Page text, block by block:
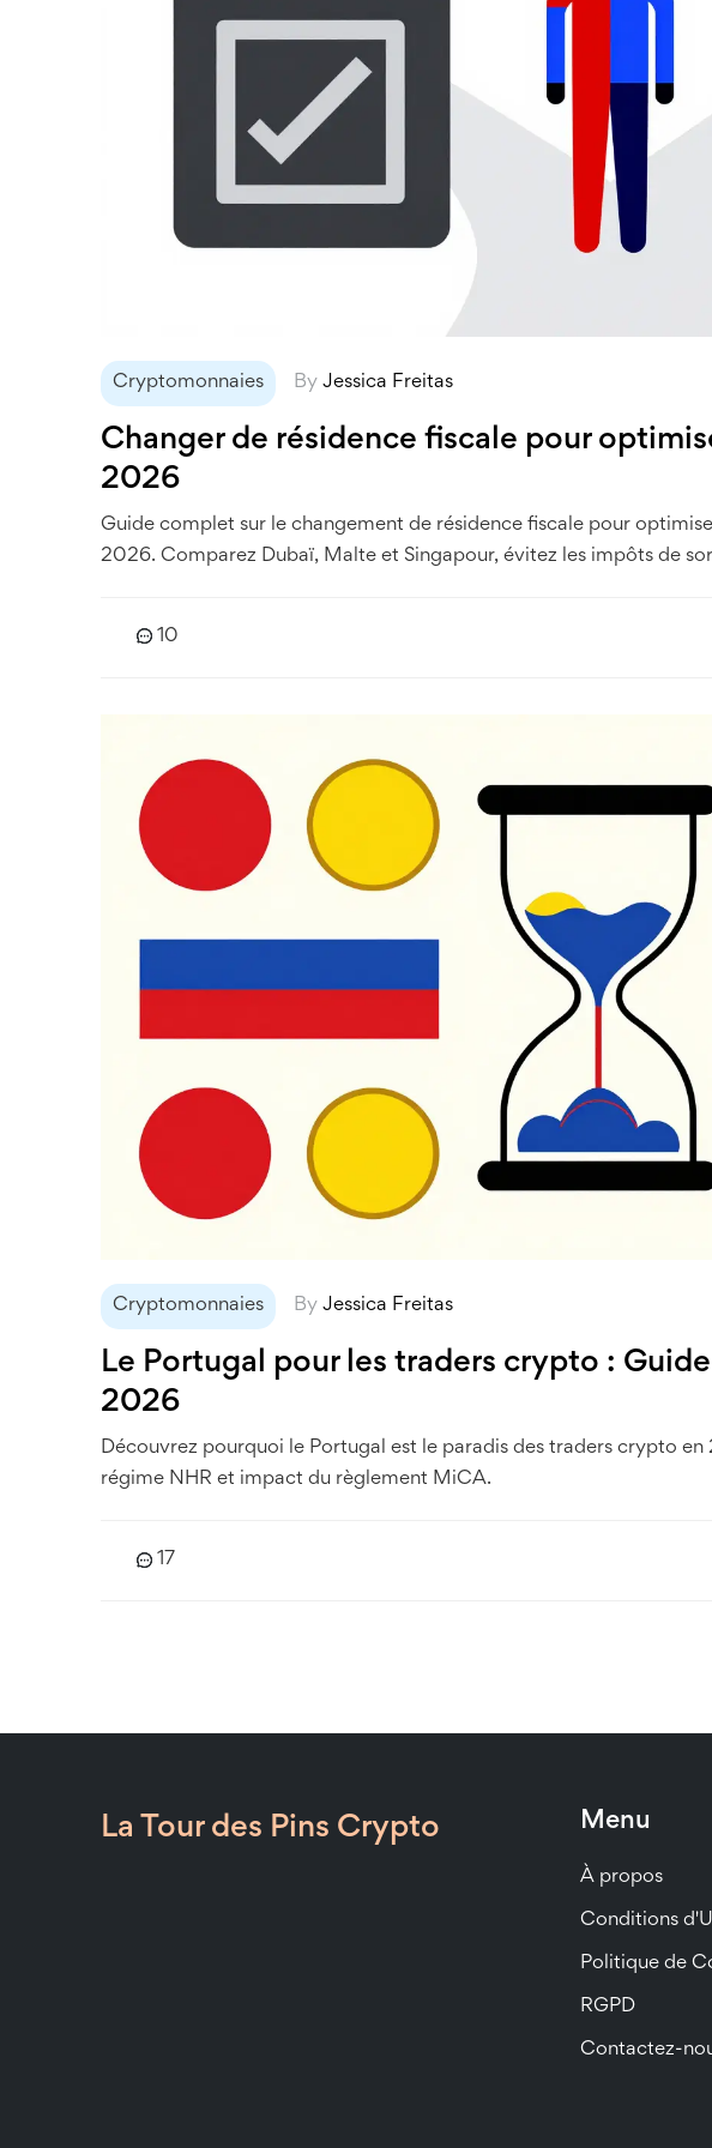
Cryptomonnaies By Jessica Freitas
Changer de résidence fiscale pour
2026
Guide complet sur le changement de résidence fiscale pour
2026. Comparez Dubaï, Malte et Singapour, évitez les impôts de
10
Cryptomonnaies By Jessica Freitas
Le Portugal pour les traders crypto :
2026
Découvrez pourquoi le Portugal est le paradis des traders crypto
régime NHR et impact du règlement MiCA.
17
La Tour des Pins Crypto Menu
À propos
Conditions
Politique de
RGPD
Contactez-